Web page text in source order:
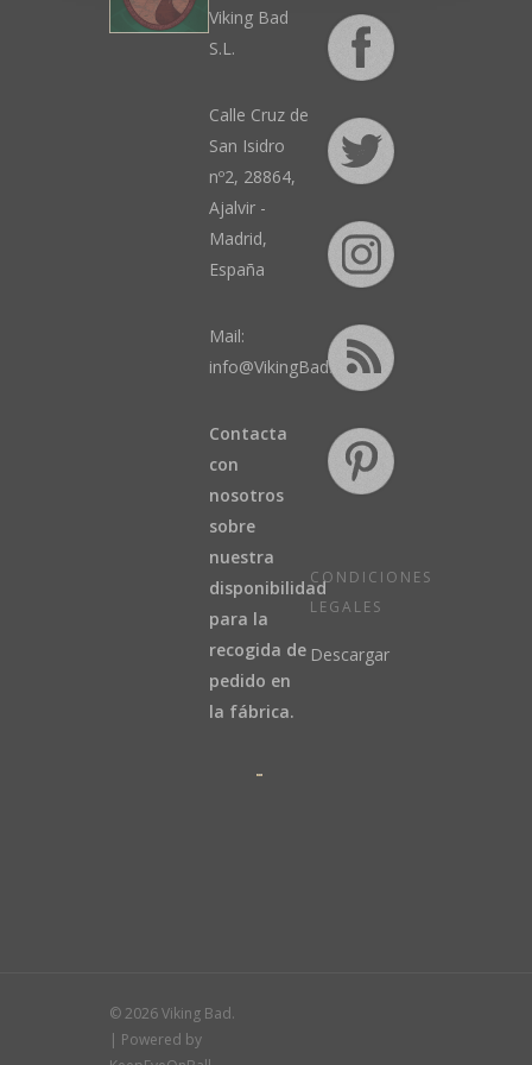
Viking Bad
S.L.
Calle Cruz de
San Isidro
nº2, 28864,
Ajalvir -
Madrid,
España
Mail:
info@VikingBad.es
Contacta
con
nosotros
sobre
nuestra
disponibilidad
para la
recogida de
pedido en
la fábrica.
CONDICIONES
LEGALES
Descargar
© 2026 Viking Bad.
| Powered by